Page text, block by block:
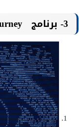
3- برنامج